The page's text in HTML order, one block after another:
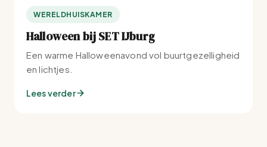
WERELDHUISKAMER
Halloween bij SET IJburg
Een warme Halloweenavond vol buurtgezelligheid
en lichtjes.
Lees verder